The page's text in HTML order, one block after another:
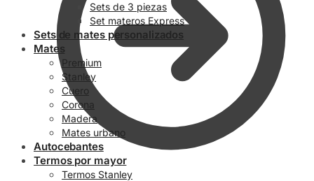
Sets de 3 piezas
Set materos Express
Sets de mates personalizados
Mates
Premium
Stanley
Cuero
Corona
Madera
Mates urbano
Autocebantes
Termos por mayor
Termos Stanley